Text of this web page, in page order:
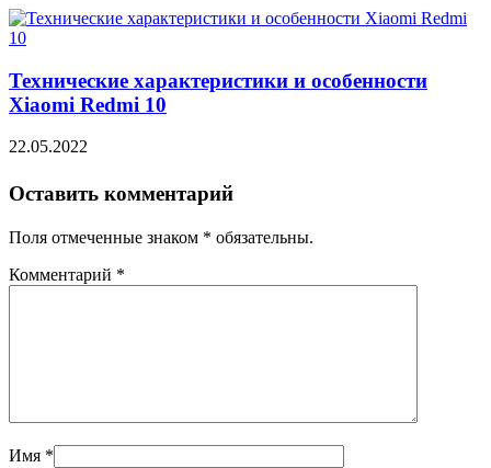
Технические характеристики и особенности
Xiaomi Redmi 10
22.05.2022
Оставить комментарий
Поля отмеченные знаком * обязательны.
Комментарий *
Имя *